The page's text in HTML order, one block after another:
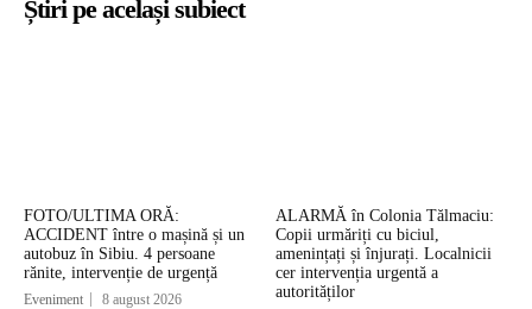
Știri pe același subiect
FOTO/ULTIMA ORĂ:
ACCIDENT între o mașină și un
autobuz în Sibiu. 4 persoane
rănite, intervenție de urgență
Eveniment 8 august 2026
ALARMĂ în Colonia Tălmaciu:
Copii urmăriți cu biciul,
amenințați și înjurați. Localnicii
cer intervenția urgentă a
autorităților